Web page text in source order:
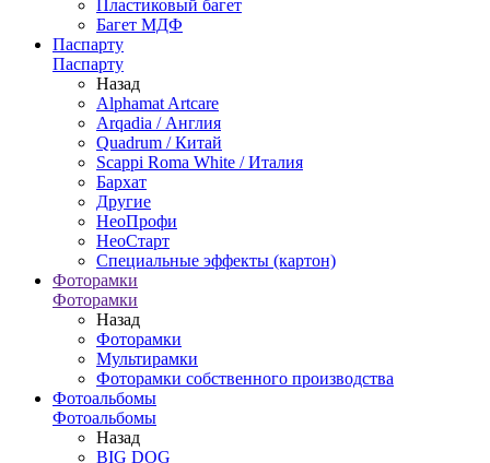
Пластиковый багет
Багет МДФ
Паспарту
Паспарту
Назад
Alphamat Artcare
Arqadia / Англия
Quadrum / Китай
Scappi Roma White / Италия
Бархат
Другие
НеоПрофи
НеоСтарт
Специальные эффекты (картон)
Фоторамки
Фоторамки
Назад
Фоторамки
Мультирамки
Фоторамки собственного производства
Фотоальбомы
Фотоальбомы
Назад
BIG DOG